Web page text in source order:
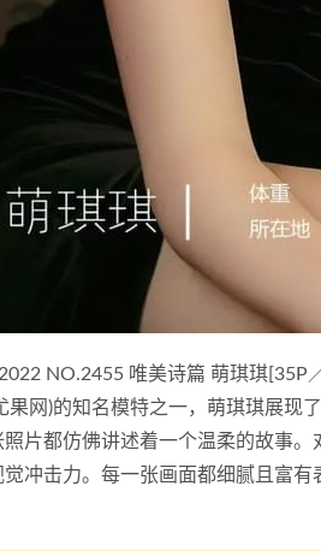
NO.2455 唯美诗篇 萌琪琪
果网)的知名模特之一，萌琪琪展现
片都仿佛讲述着一个温柔的故事
冲击力。每一张画面都细腻且富